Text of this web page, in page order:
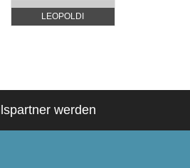
LEOPOLDI
Haushaltswaren
werden